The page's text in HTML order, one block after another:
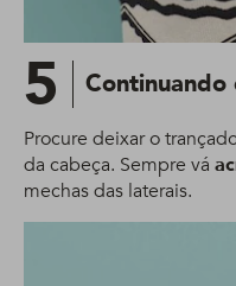
5
Procure deixar o
da cabeça. Sempre vá
mechas das laterais.